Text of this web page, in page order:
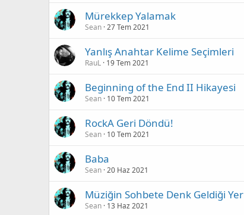
Mürekkep Yalamak
Sean 27 Tem 2021
Yanlış Anahtar Kelime Seçimleri
RauL 19 Tem 2021
Beginning of the End II Hikayesi
Sean 10 Tem 2021
RockA Geri Döndü!
Sean 10 Tem 2021
Baba
Sean 20 Haz 2021
Müziğin Sohbete Denk Geldiği Yer
Sean 13 Haz 2021